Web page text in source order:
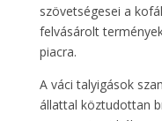
szövetségesei a
felvásárolt
piacra.
A váci talyigások
állattal köztudottan